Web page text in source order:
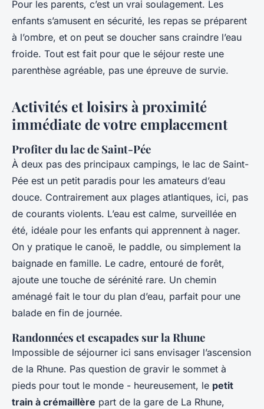
Pour les parents, c’est un vrai soulagement. Les
enfants s’amusent en sécurité, les repas se préparent
à l’ombre, et on peut se doucher sans craindre l’eau
froide. Tout est fait pour que le séjour reste une
parenthèse agréable, pas une épreuve de survie.
Activités et loisirs à proximité
immédiate de votre emplacement
Profiter du lac de Saint-Pée
À deux pas des principaux campings, le lac de Saint-
Pée est un petit paradis pour les amateurs d’eau
douce. Contrairement aux plages atlantiques, ici, pas
de courants violents. L’eau est calme, surveillée en
été, idéale pour les enfants qui apprennent à nager.
On y pratique le canoë, le paddle, ou simplement la
baignade en famille. Le cadre, entouré de forêt,
ajoute une touche de sérénité rare. Un chemin
aménagé fait le tour du plan d’eau, parfait pour une
balade en fin de journée.
Randonnées et escapades sur la Rhune
Impossible de séjourner ici sans envisager l’ascension
de la Rhune. Pas question de gravir le sommet à
pieds pour tout le monde - heureusement, le petit
train à crémaillère part de la gare de La Rhune,